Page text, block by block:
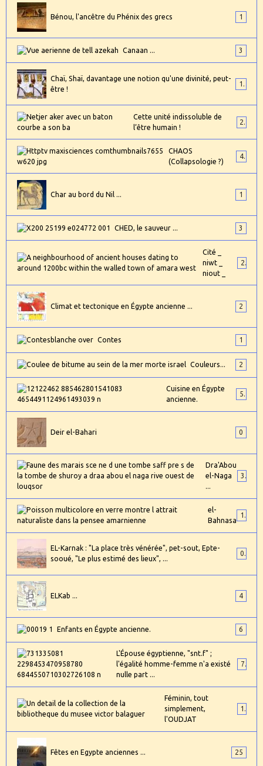
Bénou, l'ancêtre du Phénix des grecs 1
Canaan ... 3
Chaï, Shaï, davantage une notion qu'une divinité, peut-
être !
1
Cette unité indissoluble de
l’être humain !
2
CHAOS
(Collapsologie ?)
4
Char au bord du Nil ... 1
CHED, le sauveur ... 3
Cité _
niwt _
niout _
2
Climat et tectonique en Égypte ancienne ... 2
Contes 1
Couleurs... 2
Cuisine en Égypte
ancienne.
5
Deir el-Bahari 0
Dra'Abou
el-Naga
...
3
el-
Bahnasa
1
EL-Karnak : "La place très vénérée", pet-sout, Epte-
sooué, "Le plus estimé des lieux", ...
0
ELKab ... 4
Enfants en Égypte ancienne. 6
L'Épouse égyptienne, "snt.f" ;
l'égalité homme-femme n'a existé
nulle part ...
7
Féminin, tout
simplement,
l'OUDJAT
1
Fêtes en Egypte anciennes ... 25